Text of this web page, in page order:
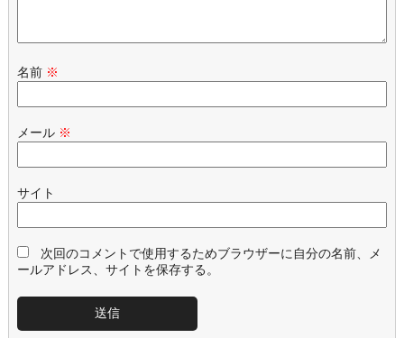
名前 ※
メール ※
サイト
次回のコメントで使用するためブラウザーに自分の名前、メ
ールアドレス、サイトを保存する。